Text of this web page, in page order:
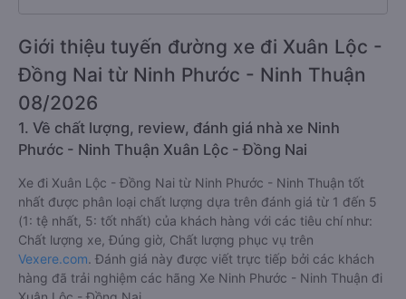
Giới thiệu tuyến đường xe đi Xuân Lộc -
Đồng Nai từ Ninh Phước - Ninh Thuận
08/2026
1. Về chất lượng, review, đánh giá nhà xe Ninh
Phước - Ninh Thuận Xuân Lộc - Đồng Nai
Xe đi Xuân Lộc - Đồng Nai từ Ninh Phước - Ninh Thuận tốt
nhất được phân loại chất lượng dựa trên đánh giá từ 1 đến 5
(1: tệ nhất, 5: tốt nhất) của khách hàng với các tiêu chí như:
Chất lượng xe, Đúng giờ, Chất lượng phục vụ trên
Vexere.com. Đánh giá này được viết trực tiếp bởi các khách
hàng đã trải nghiệm các hãng Xe Ninh Phước - Ninh Thuận đi